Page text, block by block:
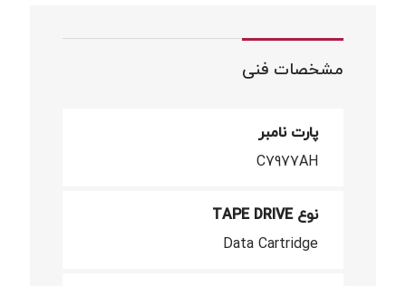
مشخصات فنی
پارت نامبر
C7977AH
نوع TAPE DRIVE
Data Cartridge